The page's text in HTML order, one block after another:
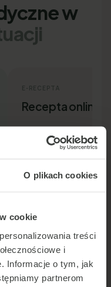
O plikach cookies
cookie
treści
i
Informacje o tym, jak
partnerom
w
E-RECEPTA
Recepta online
Nowa recepta lub
leków bez wizyty osobiście.